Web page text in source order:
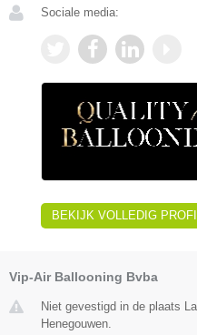
Sociale media:
BEKIJK VOLLEDIG
Vip-Air Ballooning Bvba
Niet gevestigd in de plaats
Henegouwen.